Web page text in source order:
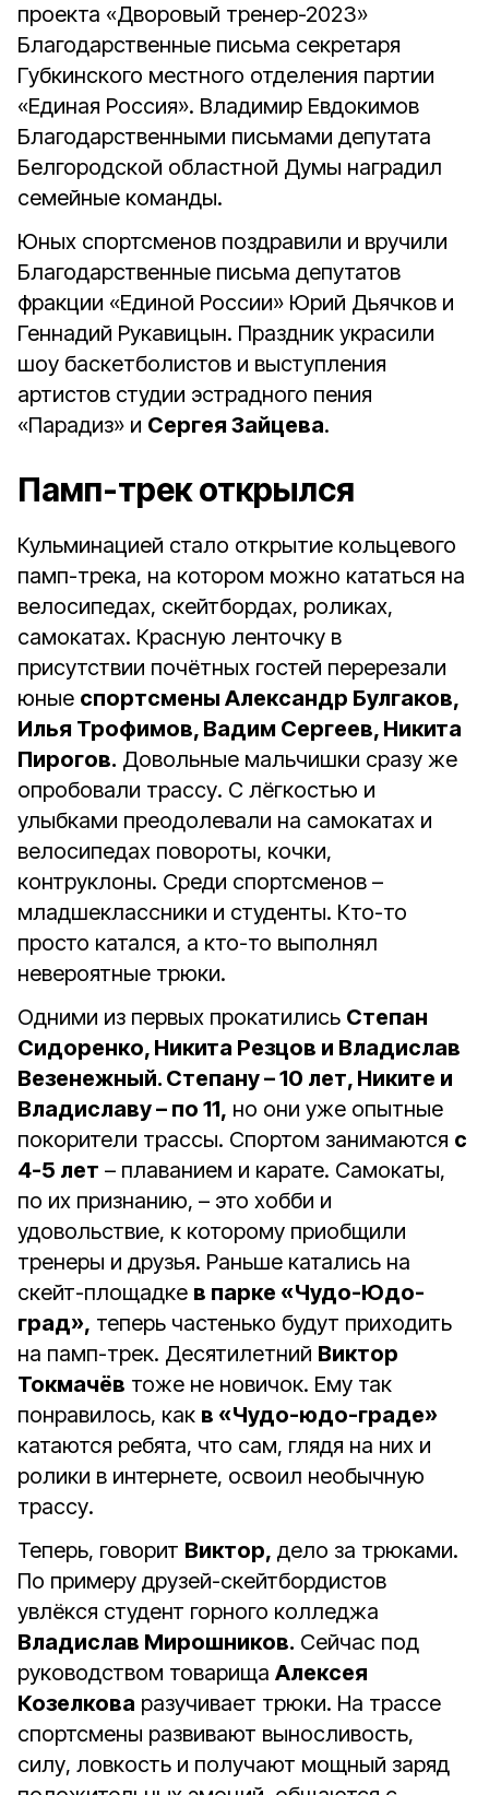
проекта «Дворовый тренер-2023»
Благодарственные письма секретаря
Губкинского местного отделения партии
«Единая Россия». Владимир Евдокимов
Благодарственными письмами депутата
Белгородской областной Думы наградил
семейные команды.
Юных спортсменов поздравили и вручили
Благодарственные письма депутатов
фракции «Единой России» Юрий Дьячков и
Геннадий Рукавицын. Праздник украсили
шоу баскетболистов и выступления
артистов студии эстрадного пения
«Парадиз» и Сергея Зайцева.
Памп-трек открылся
Кульминацией стало открытие кольцевого
памп-трека, на котором можно кататься на
велосипедах, скейтбордах, роликах,
самокатах. Красную ленточку в
присутствии почётных гостей перерезали
юные спортсмены Александр Булгаков,
Илья Трофимов, Вадим Сергеев, Никита
Пирогов. Довольные мальчишки сразу же
опробовали трассу. С лёгкостью и
улыбками преодолевали на самокатах и
велосипедах повороты, кочки,
контруклоны. Среди спортсменов –
младшеклассники и студенты. Кто-то
просто катался, а кто-то выполнял
невероятные трюки.
Одними из первых прокатились Степан
Сидоренко, Никита Резцов и Владислав
Везенежный. Степану – 10 лет, Никите и
Владиславу – по 11, но они уже опытные
покорители трассы. Спортом занимаются с
4-5 лет – плаванием и карате. Самокаты,
по их признанию, – это хобби и
удовольствие, к которому приобщили
тренеры и друзья. Раньше катались на
скейт-площадке в парке «Чудо-Юдо-
град», теперь частенько будут приходить
на памп-трек. Десятилетний Виктор
Токмачёв тоже не новичок. Ему так
понравилось, как в «Чудо-юдо-граде»
катаются ребята, что сам, глядя на них и
ролики в интернете, освоил необычную
трассу.
Теперь, говорит Виктор, дело за трюками.
По примеру друзей-скейтбордистов
увлёкся студент горного колледжа
Владислав Мирошников. Сейчас под
руководством товарища Алексея
Козелкова разучивает трюки. На трассе
спортсмены развивают выносливость,
силу, ловкость и получают мощный заряд